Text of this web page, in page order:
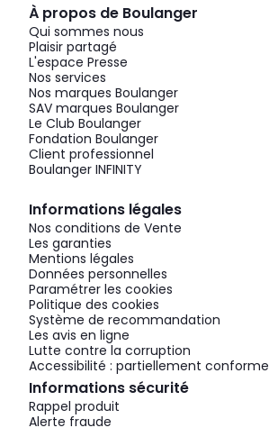
À propos de Boulanger
Qui sommes nous
Plaisir partagé
L'espace Presse
Nos services
Nos marques Boulanger
SAV marques Boulanger
Le Club Boulanger
Fondation Boulanger
Client professionnel
Boulanger INFINITY
Informations légales
Nos conditions de Vente
Les garanties
Mentions légales
Données personnelles
Paramétrer les cookies
Politique des cookies
Système de recommandation
Les avis en ligne
Lutte contre la corruption
Accessibilité : partiellement conforme
Informations sécurité
Rappel produit
Alerte fraude